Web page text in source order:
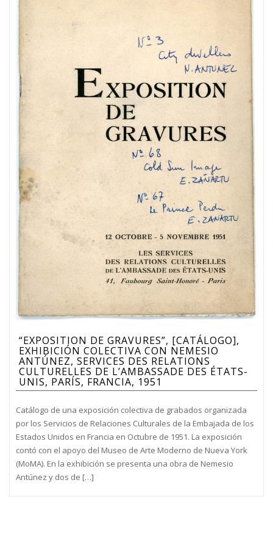
“EXPOSITION DE GRAVURES”, [CATÁLOGO],
EXHIBICIÓN COLECTIVA CON NEMESIO
ANTÚNEZ, SERVICES DES RELATIONS
CULTURELLES DE L’AMBASSADE DES ÉTATS-
UNIS, PARÍS, FRANCIA, 1951
Catálogo de una exposición colectiva de grabados organizada
por los Servicios de Relaciones Culturales de la Embajada de los
Estados Unidos en Francia en Octubre de 1951. La exposición
contó con el apoyo del Museo de Arte Moderno de Nueva York
(MoMA). En la exhibición se presenta una obra de Nemesio
Antúnez y dos de […]